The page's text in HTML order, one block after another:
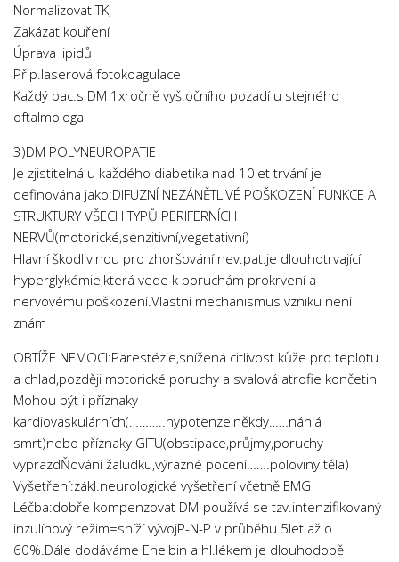
Normalizovat TK,
Zakázat kouření
Úprava lipidů
Přip.laserová fotokoagulace
Každý pac.s DM 1xročně vyš.očního pozadí u stejného
oftalmologa
3)DM POLYNEUROPATIE
Je zjistitelná u každého diabetika nad 10let trvání je
definována jako:DIFUZNÍ NEZÁNĚTLIVÉ POŠKOZENÍ FUNKCE A
STRUKTURY VŠECH TYPŮ PERIFERNÍCH
NERVŮ(motorické,senzitivní,vegetativní)
Hlavní škodlivinou pro zhoršování nev.pat.je dlouhotrvající
hyperglykémie,která vede k poruchám prokrvení a
nervovému poškození.Vlastní mechanismus vzniku není
znám
OBTÍŽE NEMOCI:Parestézie,snížená citlivost kůže pro teplotu
a chlad,později motorické poruchy a svalová atrofie končetin
Mohou být i příznaky
kardiovaskulárních(………..hypotenze,někdy……náhlá
smrt)nebo příznaky GITU(obstipace,průjmy,poruchy
vyprazdŇování žaludku,výrazné pocení…….poloviny těla)
Vyšetření:zákl.neurologické vyšetření včetně EMG
Léčba:dobře kompenzovat DM-používá se tzv.intenzifikovaný
inzulínový režim=sníží vývojP-N-P v průběhu 5let až o
60%.Dále dodáváme Enelbin a hl.lékem je dlouhodobě